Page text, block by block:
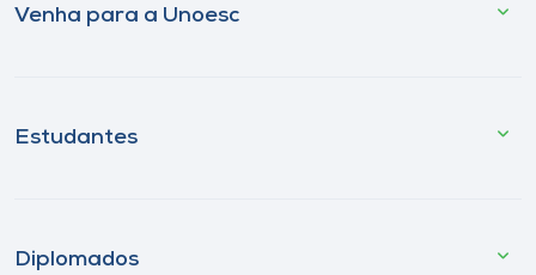
Venha para a Unoesc
Estudantes
Diplomados